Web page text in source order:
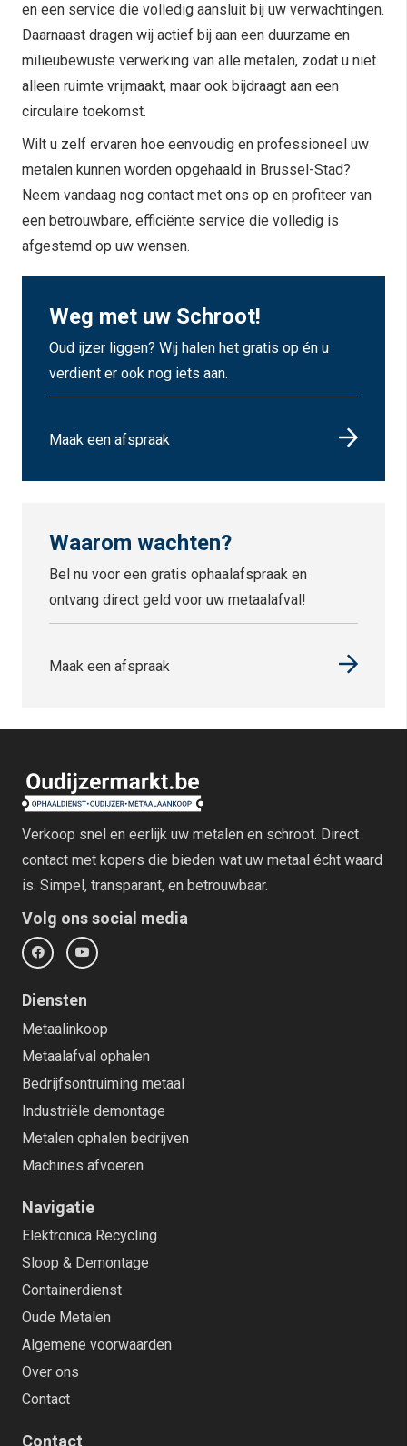
en een service die volledig aansluit bij uw verwachtingen.
Daarnaast dragen wij actief bij aan een duurzame en
milieubewuste verwerking van alle metalen, zodat u niet
alleen ruimte vrijmaakt, maar ook bijdraagt aan een
circulaire toekomst.
Wilt u zelf ervaren hoe eenvoudig en professioneel uw
metalen kunnen worden opgehaald in Brussel-Stad?
Neem vandaag nog contact met ons op en profiteer van
een betrouwbare, efficiënte service die volledig is
afgestemd op uw wensen.
Weg met uw Schroot!
Oud ijzer liggen? Wij halen het gratis op én u
verdient er ook nog iets aan.
Maak een afspraak
Waarom wachten?
Bel nu voor een gratis ophaalafspraak en
ontvang direct geld voor uw metaalafval!
Maak een afspraak
Verkoop snel en eerlijk uw metalen en schroot. Direct
contact met kopers die bieden wat uw metaal écht waard
is. Simpel, transparant, en betrouwbaar.
Volg ons social media
Diensten
Metaalinkoop
Metaalafval ophalen
Bedrijfsontruiming metaal
Industriële demontage
Metalen ophalen bedrijven
Machines afvoeren
Navigatie
Elektronica Recycling
Sloop & Demontage
Containerdienst
Oude Metalen
Algemene voorwaarden
Over ons
Contact
Contact